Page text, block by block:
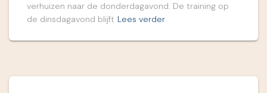
verhuizen naar de donderdagavond. De training op
de dinsdagavond blijft Lees verder